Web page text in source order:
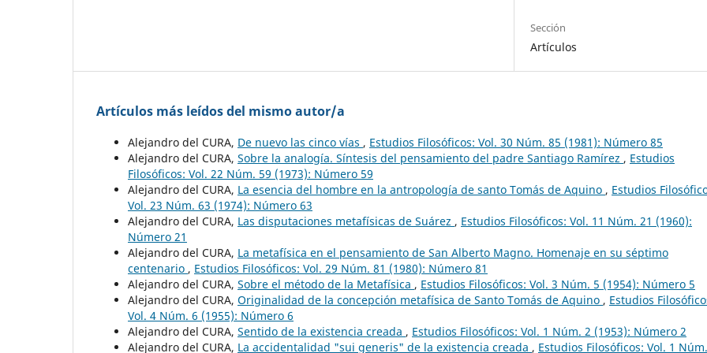
Sección
Artículos
Artículos más leídos del mismo autor/a
Alejandro del CURA, De nuevo las cinco vías , Estudios Filosóficos: Vol. 30 Núm. 85 (1981): Número 85
Alejandro del CURA, Sobre la analogía. Síntesis del pensamiento del padre Santiago Ramírez , Estudios
Filosóficos: Vol. 22 Núm. 59 (1973): Número 59
Alejandro del CURA, La esencia del hombre en la antropología de santo Tomás de Aquino , Estudios
Vol. 23 Núm. 63 (1974): Número 63
Alejandro del CURA, Las disputaciones metafísicas de Suárez , Estudios Filosóficos: Vol. 11 Núm. 21 (1960):
Número 21
Alejandro del CURA, La metafísica en el pensamiento de San Alberto Magno. Homenaje en su séptimo
centenario , Estudios Filosóficos: Vol. 29 Núm. 81 (1980): Número 81
Alejandro del CURA, Sobre el método de la Metafísica , Estudios Filosóficos: Vol. 3 Núm. 5 (1954): Número 5
Alejandro del CURA, Originalidad de la concepción metafísica de Santo Tomás de Aquino , Estudios
Vol. 4 Núm. 6 (1955): Número 6
Alejandro del CURA, Sentido de la existencia creada , Estudios Filosóficos: Vol. 1 Núm. 2 (1953): Número 2
Alejandro del CURA, La accidentalidad "sui generis" de la existencia creada , Estudios Filosóficos: Vol. 1